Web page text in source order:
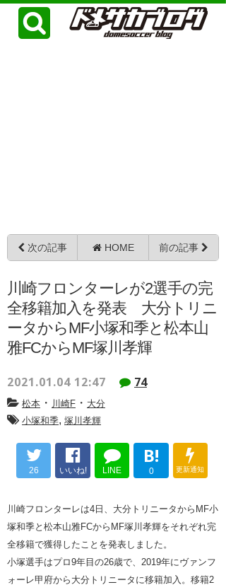
次の記事 HOME 前の記事
川崎フロンターレが2選手の完
全移籍加入を発表 大分トリニ
ータからMF小塚和季と松本山
雅FCからMF塚川孝輝
2021.01.04 12:47 74
松本 ・ 川崎F ・ 大分
小塚和季, 塚川孝輝
26 いいね! LINE
B!
0 更新通知
川崎フロンターレは4日、大分トリニータからMF小
塚和季と松本山雅FCからMF塚川孝輝をそれぞれ完
全移籍で獲得したことを発表しました。
小塚選手はプロ9年目の26歳で、2019年にヴァンフ
ォーレ甲府から大分トリニータに移籍加入。移籍2